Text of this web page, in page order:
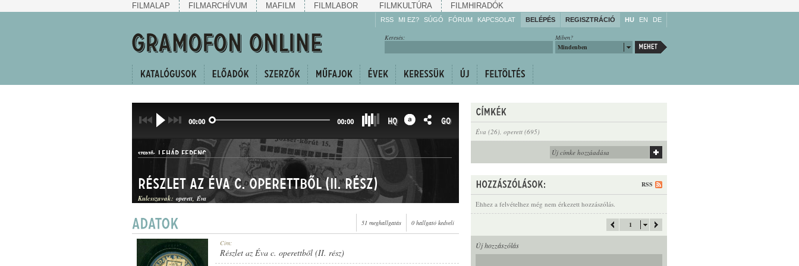
FILMALAP FILMARCHÍVUM MAFILM FILMLABOR FILMKULTÚRA FILMHIRADÓK
RSS MI EZ? SÚGÓ
Gyarapítsa!
FÓRUM KAPCSOLAT BELÉPÉS REGISZTRÁCIÓ HU EN DE
Miben?
Mindenben
Keresés:
Éva (26), operett (695)
RSS
Ehhez a felvételhez még nem érkezett hozzászólás.
1
Új hozzászólás
00:00 00:00 HQ GO
SZERZŐ: LEHÁR FERENC
KERINGŐ
Részlet az Éva c. operettből (II. rész)
Kulcsszavak: operett Éva
51 meghallgatás 0 hallgató kedveli
Cím:
Részlet az Éva c. operettből (II. rész)